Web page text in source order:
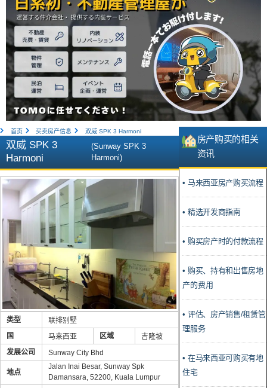
房产购买的相关
资讯
• 马来西亚房产购买流程
• 精选开发商指南
• 购买房产时的付款流程
• 购买、持有和出售房地
产的费用
• 评估、房产销售/租赁管
理服务
• 在马来西亚可购买有地
住宅
首页 买卖房产信息 双威 SPK 3 Harmoni
双威 SPK 3
Harmoni
(Sunway SPK 3
Harmoni)
类型
联排别墅
国
马来西亚 区域
吉隆坡
发展公司
Sunway City Bhd
地点
Jalan Inai Besar, Sunway Spk
Damansara, 52200, Kuala Lumpur